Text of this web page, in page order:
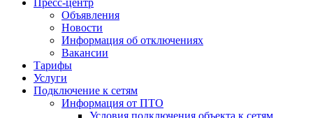
Объявления
Новости
Информация об отключениях
Вакансии
Тарифы
Услуги
Подключение к сетям
Информация от ПТО
Условия подключения объекта к сетям